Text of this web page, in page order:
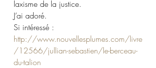
laxisme de la justice.
J’ai adoré.
Si intéressé :
http://www.nouvellesplumes.com/livre
/12566/jullian-sebastien/le-berceau-
du-talion